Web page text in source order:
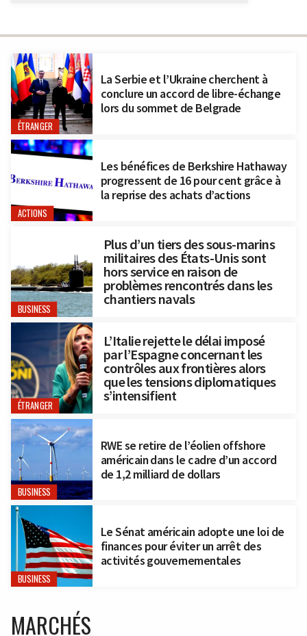
ÉTRANGER
La Serbie et l’Ukraine cherchent à
conclure un accord de libre-échange
lors du sommet de Belgrade
ACTIONS
Les bénéfices de Berkshire Hathaway
progressent de 16 pour cent grâce à
la reprise des achats d’actions
BUSINESS
Plus d’un tiers des sous-marins
militaires des États-Unis sont
hors service en raison de
problèmes rencontrés dans les
chantiers navals
ÉTRANGER
L’Italie rejette le délai imposé
par l’Espagne concernant les
contrôles aux frontières alors
que les tensions diplomatiques
s’intensifient
BUSINESS
RWE se retire de l’éolien offshore
américain dans le cadre d’un accord
de 1,2 milliard de dollars
BUSINESS
Le Sénat américain adopte une loi de
finances pour éviter un arrêt des
activités gouvernementales
MARCHÉS